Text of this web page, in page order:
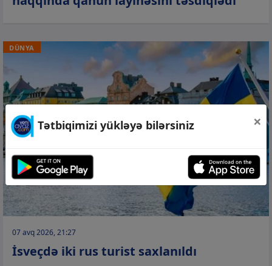
DÜNYA
07 avq 2026, 21:27
İsveçdə iki rus turist saxlanıldı
Tətbiqimizi yükləyə bilərsiniz ×